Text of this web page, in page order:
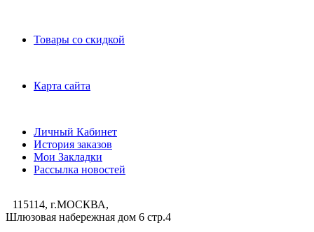
Товары со скидкой
Карта сайта
Личный Кабинет
История заказов
Мои Закладки
Рассылка новостей
115114, г.МОСКВА,
Шлюзовая набережная дом 6 стр.4